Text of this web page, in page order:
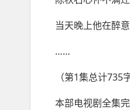
当天晚上他在醉
……
（第1集总计735字
本部电视剧全集